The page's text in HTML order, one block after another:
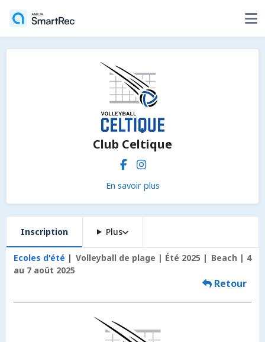
Club Celtique
En savoir plus
Inscription Plus
Ecoles d'été Volleyball de plage | Été 2025
Beach | 4
au 7 août 2025
Retour